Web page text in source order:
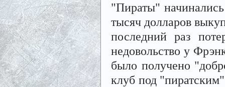
"Пираты"
тысяч долларов
последний раз
недовольство у
было получено
клуб под